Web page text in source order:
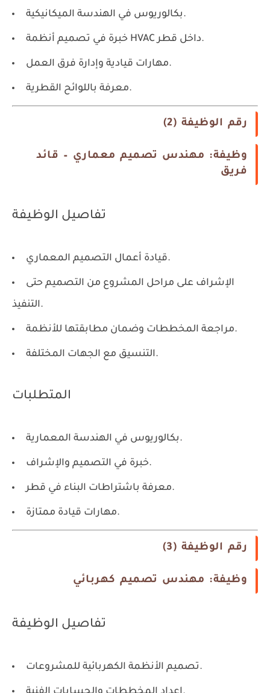
بكالوريوس في الهندسة الميكانيكية.
خبرة في تصميم أنظمة HVAC داخل قطر.
مهارات قيادية وإدارة فرق العمل.
معرفة باللوائح القطرية.
رقم الوظيفة (2)
وظيفة: مهندس تصميم معماري – قائد
فريق
تفاصيل الوظيفة
قيادة أعمال التصميم المعماري.
الإشراف على مراحل المشروع من التصميم حتى
التنفيذ.
مراجعة المخططات وضمان مطابقتها للأنظمة.
التنسيق مع الجهات المختلفة.
المتطلبات
بكالوريوس في الهندسة المعمارية.
خبرة في التصميم والإشراف.
معرفة باشتراطات البناء في قطر.
مهارات قيادة ممتازة.
رقم الوظيفة (3)
وظيفة: مهندس تصميم كهربائي
تفاصيل الوظيفة
تصميم الأنظمة الكهربائية للمشروعات.